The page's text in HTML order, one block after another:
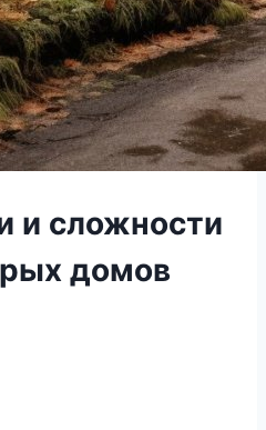
и сложности
домов